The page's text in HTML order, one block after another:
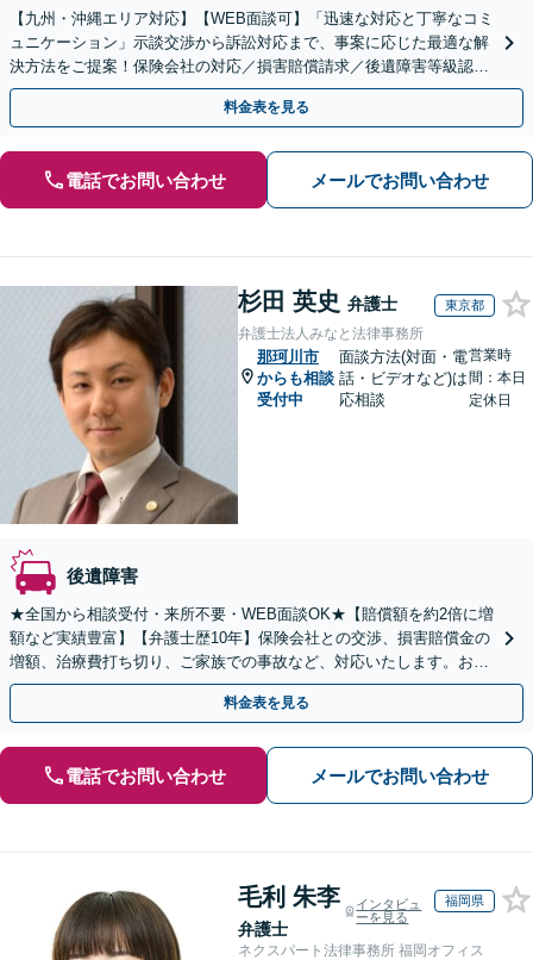
【九州・沖縄エリア対応】【WEB面談可】「迅速な対応と丁寧なコミ
ュニケーション」示談交渉から訴訟対応まで、事案に応じた最適な解
決方法をご提案！保険会社の対応／損害賠償請求／後遺障害等級認定
／休業損害／示談交渉／治療費の打ち切り／死亡事故など
料金表を見る
電話でお問い合わせ メールでお問い合わせ
杉田 英史 弁護士 東京都
弁護士法人みなと法律事務所
那珂川市
からも相談
受付中
面談方法(対面・電
話・ビデオなど)は
応相談
営業時
間：本日
定休日
後遺障害
★全国から相談受付・来所不要・WEB面談OK★【賠償額を約2倍に増
額など実績豊富】【弁護士歴10年】保険会社との交渉、損害賠償金の
増額、治療費打ち切り、ご家族での事故など、対応いたします。お早
めにご相談ください【初回相談・着手金無料】
料金表を見る
電話でお問い合わせ メールでお問い合わせ
毛利 朱李
弁護士
インタビュ
ーを見る
福岡県
ネクスパート法律事務所 福岡オフィス